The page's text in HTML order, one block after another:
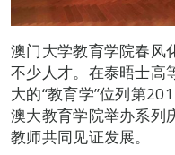
澳门大学教育学院春风
不少人才。在泰晤士高
大的“教育学”位列第
澳大教育学院举办系列
教师共同见证发展。